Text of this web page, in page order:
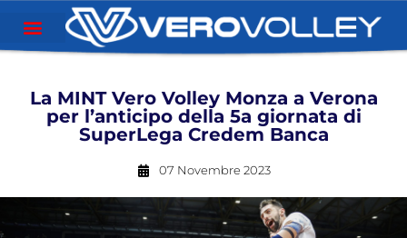
La MINT Vero Volley Monza a Verona
per l’anticipo della 5a giornata di
SuperLega Credem Banca
07 Novembre 2023